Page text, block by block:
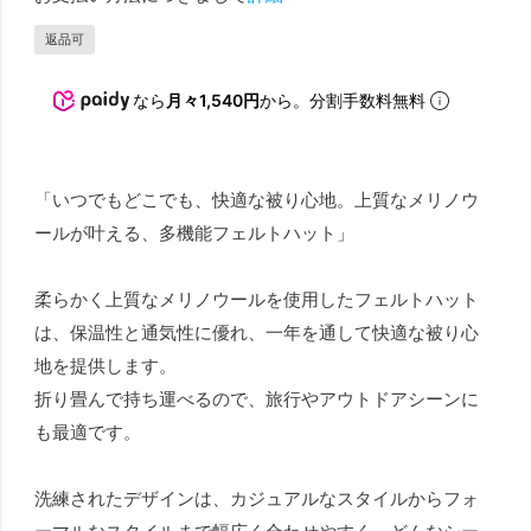
返品可
なら 月々1,540円から。分割手数料無料
「いつでもどこでも、快適な被り心地。上質なメリノウ
ールが叶える、多機能フェルトハット」
柔らかく上質なメリノウールを使用したフェルトハット
は、保温性と通気性に優れ、一年を通して快適な被り心
地を提供します。
折り畳んで持ち運べるので、旅行やアウトドアシーンに
も最適です。
洗練されたデザインは、カジュアルなスタイルからフォ